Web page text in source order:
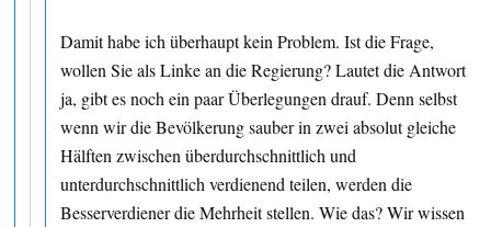
Damit habe ich überhaupt kein Problem. Ist die Frage,
wollen Sie als Linke an die Regierung? Lautet die Antwort
ja, gibt es noch ein paar Überlegungen drauf. Denn selbst
wenn wir die Bevölkerung sauber in zwei absolut gleiche
Hälften zwischen überdurchschnittlich und
unterdurchschnittlich verdienend teilen, werden die
Besserverdiener die Mehrheit stellen. Wie das? Wir wissen